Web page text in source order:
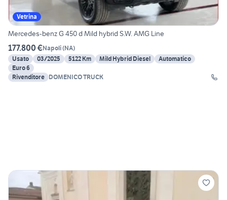
Vetrina
Mercedes-benz G 450 d Mild hybrid S.W. AMG Line
177.800 €Napoli(NA)
Usato
03/2025 5122 Km Mild Hybrid Diesel
Automatico
Euro 6
Rivenditore DOMENICO TRUCK